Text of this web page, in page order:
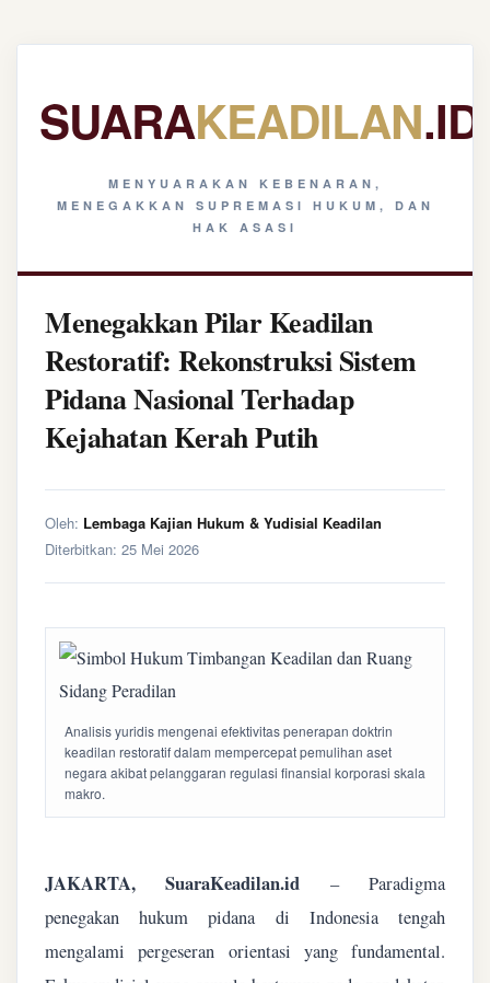
SUARAKEADILAN.ID
MENYUARAKAN KEBENARAN,
MENEGAKKAN SUPREMASI HUKUM, DAN
HAK ASASI
Menegakkan Pilar Keadilan
Restoratif: Rekonstruksi Sistem
Pidana Nasional Terhadap
Kejahatan Kerah Putih
Oleh: Lembaga Kajian Hukum & Yudisial Keadilan
Diterbitkan: 25 Mei 2026
Analisis yuridis mengenai efektivitas penerapan doktrin
keadilan restoratif dalam mempercepat pemulihan aset
negara akibat pelanggaran regulasi finansial korporasi skala
makro.
JAKARTA, SuaraKeadilan.id – Paradigma
penegakan hukum pidana di Indonesia tengah
mengalami pergeseran orientasi yang fundamental.